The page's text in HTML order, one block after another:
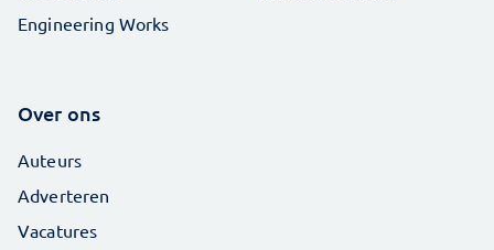
Engineering Works
Over ons
Auteurs
Adverteren
Vacatures